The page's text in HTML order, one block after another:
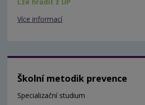
Více informací
Školní metodik prevence
Specializační studium